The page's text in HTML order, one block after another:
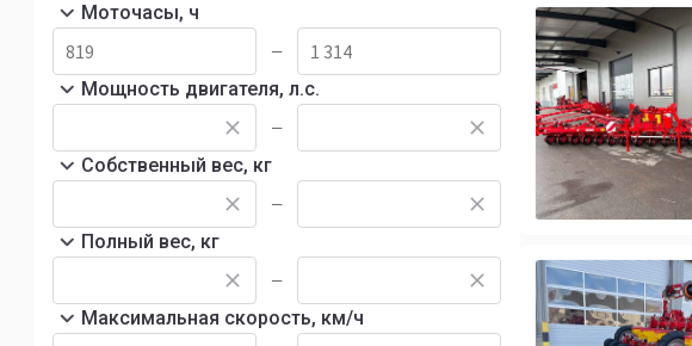
Моточасы, ч
—
Мощность двигателя, л.с.
—
Собственный вес, кг
—
Полный вес, кг
—
Максимальная скорость, км/ч